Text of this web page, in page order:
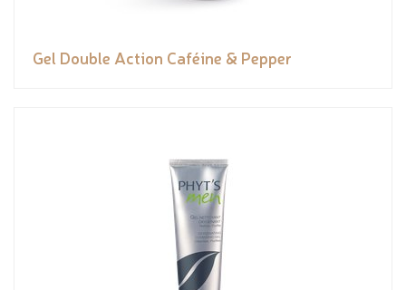
Gel Double Action Caféine & Pepper